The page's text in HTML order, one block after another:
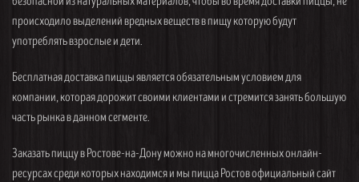
происходило выделений вредных веществ в пищу которую будут
употреблять взрослые и дети.
Бесплатная доставка пиццы является обязательным условием для
компании, которая дорожит своими клиентами и стремится занять большую
часть рынка в данном сегменте.
Заказать пиццу в Ростове-на-Дону можно на многочисленных онлайн-
ресурсах среди которых находимся и мы пицца Ростов официальный сайт